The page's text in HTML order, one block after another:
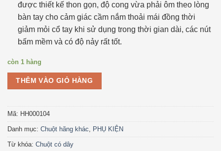
được thiết kế thon gọn, độ cong vừa phải ôm theo lòng
bàn tay cho cảm giác cầm nắm thoải mái đồng thời
giảm mỏi cổ tay khi sử dụng trong thời gian dài, các nút
bấm mềm và có độ nảy rất tốt.
còn 1 hàng
THÊM VÀO GIỎ HÀNG
Mã: HH000104
Danh mục: Chuột hãng khác, PHỤ KIỆN
Từ khóa: Chuột có dây